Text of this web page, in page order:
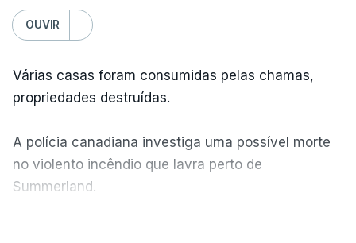
OUVIR
Várias casas foram consumidas pelas chamas,
propriedades destruídas.
A polícia canadiana investiga uma possível morte
no violento incêndio que lavra perto de
Summerland.